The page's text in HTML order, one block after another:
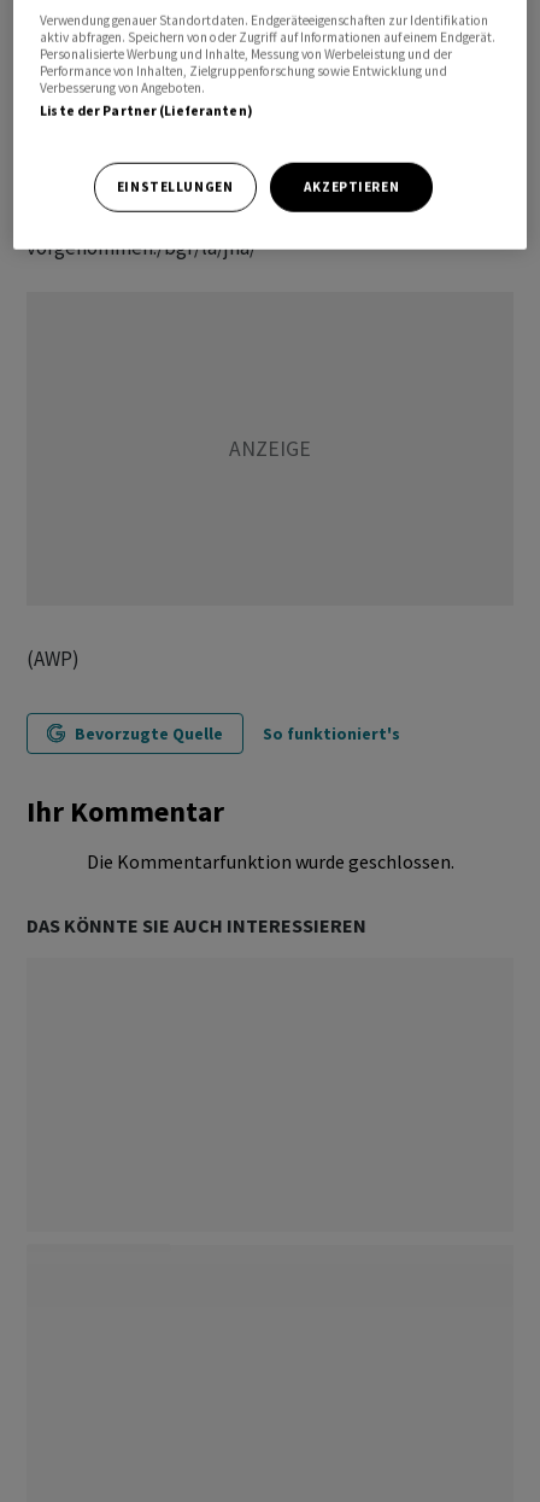
zusätzliche Inflationsgefahren ergeben können. Nach
Inflationsraten von zeitweise mehr als zehn Prozent ist
die Teuerung tendenziell gefallen, zuletzt aber wieder
etwas gestiegen. Im Mai lag sie mit 2,6 Prozent immer
noch klar über dem mittelfristigen Zielwert der EZB.
Angesichts der tendenziellen Inflationsabschwächung
hatte die EZB Anfang Juni eine erste Zinssenkung
vorgenommen./bgf/la/jha/
(AWP)
Bevorzugte Quelle So funktioniert's
Ihr Kommentar
Die Kommentarfunktion wurde geschlossen.
DAS KÖNNTE SIE AUCH INTERESSIEREN
Verwendung genauer Standortdaten. Endgeräteeigenschaften zur Identifikation
aktiv abfragen. Speichern von oder Zugriff auf Informationen auf einem Endgerät.
Personalisierte Werbung und Inhalte, Messung von Werbeleistung und der
Performance von Inhalten, Zielgruppenforschung sowie Entwicklung und
Verbesserung von Angeboten.
Liste der Partner (Lieferanten)
EINSTELLUNGEN AKZEPTIEREN